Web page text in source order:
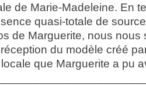
de Marie-Madeleine. En
quasi-totale de
de Marguerite, nous nous
du modèle créé
que Marguerite a pu